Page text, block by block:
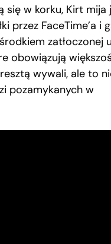
się w korku, Kirt mija
przez FaceTime’a i
zatłoczonej
obowiązują
wywali, ale to
pozamykanych w